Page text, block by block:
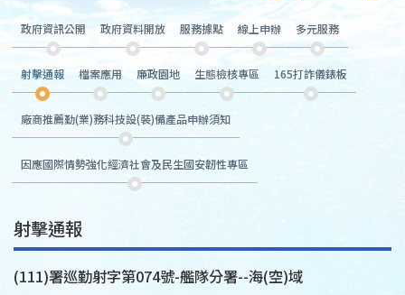
政府資訊公開 政府資料開放 服務據點 線上申辦 多元服務
射擊通報 檔案應用 廉政園地 生態檢核專區 165打詐儀錶板
廠商推薦勤(業)務科技設(裝)備產品申辦須知
因應國際情勢強化經濟社會及民生國安韌性專區
射擊通報
(111)署巡勤射字第074號-艦隊分署--海(空)域